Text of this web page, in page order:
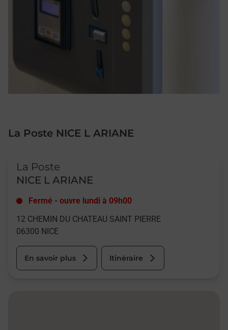
La Poste NICE L ARIANE
La Poste
NICE L ARIANE
Fermé - ouvre lundi à 09h00
12 CHEMIN DU CHATEAU SAINT PIERRE
06300 NICE
En savoir plus Itinéraire